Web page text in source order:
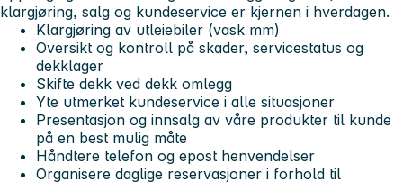
klargjøring, salg og kundeservice er kjernen i hverdagen.
Klargjøring av utleiebiler (vask mm)
Oversikt og kontroll på skader, servicestatus og
dekklager
Skifte dekk ved dekk omlegg
Yte utmerket kundeservice i alle situasjoner
Presentasjon og innsalg av våre produkter til kunde
på en best mulig måte
Håndtere telefon og epost henvendelser
Organisere daglige reservasjoner i forhold til